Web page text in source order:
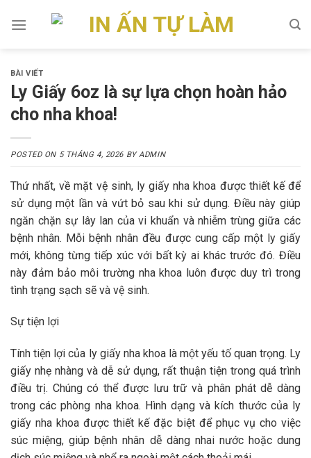
BÀI VIẾT
Ly Giấy 6oz là sự lựa chọn hoàn hảo
cho nha khoa!
POSTED ON 5 THÁNG 4, 2026 BY ADMIN
Thứ nhất, về mặt vệ sinh, ly giấy nha khoa được thiết kế để
sử dụng một lần và vứt bỏ sau khi sử dụng. Điều này giúp
ngăn chặn sự lây lan của vi khuẩn và nhiễm trùng giữa các
bệnh nhân. Mỗi bệnh nhân đều được cung cấp một ly giấy
mới, không từng tiếp xúc với bất kỳ ai khác trước đó. Điều
này đảm bảo môi trường nha khoa luôn được duy trì trong
tình trạng sạch sẽ và vệ sinh.
Sự tiện lợi
Tính tiện lợi của ly giấy nha khoa là một yếu tố quan trọng. Ly
giấy nhẹ nhàng và dễ sử dụng, rất thuận tiện trong quá trình
điều trị. Chúng có thể được lưu trữ và phân phát dễ dàng
trong các phòng nha khoa. Hình dạng và kích thước của ly
giấy nha khoa được thiết kế đặc biệt để phục vụ cho việc
súc miệng, giúp bệnh nhân dễ dàng nhai nước hoặc dung